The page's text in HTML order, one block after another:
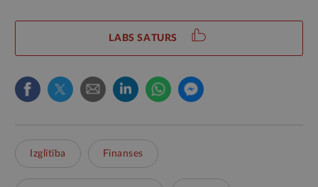
LABS SATURS
Izglītība Finanses